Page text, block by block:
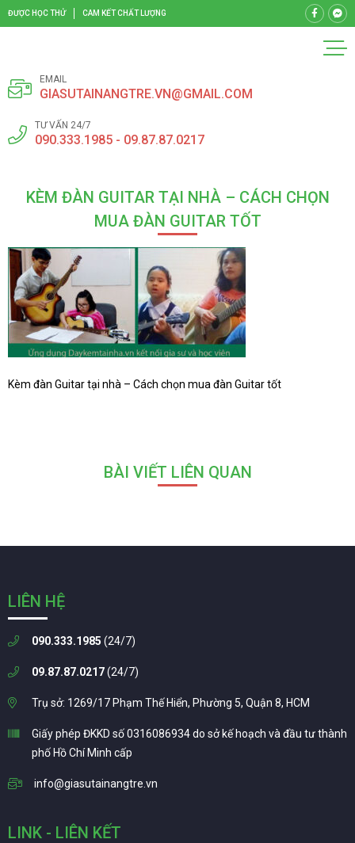
ĐƯỢC HỌC THỬ CAM KẾT CHẤT LƯỢNG
EMAIL
GIASUTAINANGTRE.VN@GMAIL.COM
TƯ VẤN 24/7
090.333.1985 - 09.87.87.0217
KÈM ĐÀN GUITAR TẠI NHÀ – CÁCH CHỌN
MUA ĐÀN GUITAR TỐT
Kèm đàn Guitar tại nhà – Cách chọn mua đàn Guitar tốt
BÀI VIẾT LIÊN QUAN
LIÊN HỆ
090.333.1985 (24/7)
09.87.87.0217(24/7)
Trụ sở: 1269/17 Phạm Thế Hiển, Phường 5, Quận 8, HCM
Giấy phép ĐKKD số 0316086934 do sở kế hoạch và đầu tư thành
phố Hồ Chí Minh cấp
info@giasutainangtre.vn
LINK - LIÊN KẾT